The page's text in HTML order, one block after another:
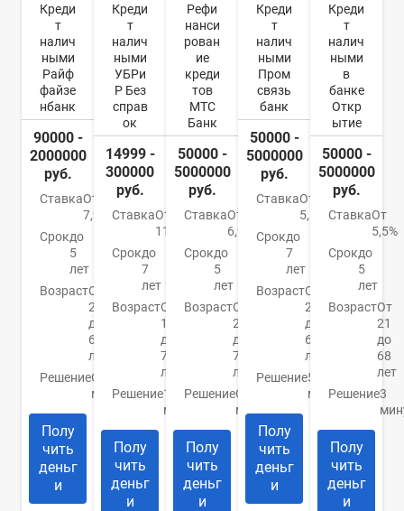
Креди
т
налич
ными
Райф
файзе
нбанк
90000 -
2000000
руб.
СтавкаОт
7,99%
Срокдо
5
лет
ВозрастОт
23
до
67
лет
РешениеОт 2
минут
Полу
чить
деньг
и
Креди
т
налич
ными
УБРи
Р Без
справ
ок
14999 -
300000
руб.
СтавкаОт
11%
Срокдо
7
лет
ВозрастОт
19
до
75
лет
Решение15
минут
Полу
чить
деньг
и
Рефи
нанси
рован
ие
креди
тов
МТС
Банк
50000 -
5000000
руб.
СтавкаОт
6,9%
Срокдо
5
лет
ВозрастОт
20
до
70
лет
РешениеОт 15
минут
Полу
чить
деньг
и
Креди
т
налич
ными
Пром
связь
банк
50000 -
5000000
руб.
СтавкаОт
5,5%
Срокдо
7
лет
ВозрастОт
23
до
65
лет
Решение5
минут
Полу
чить
деньг
и
Креди
т
налич
ными
в
банке
Откр
ытие
50000 -
5000000
руб.
СтавкаОт
5,5%
Срокдо
5
лет
ВозрастОт
21
до
68
лет
Решение3
Полу
чить
деньг
и